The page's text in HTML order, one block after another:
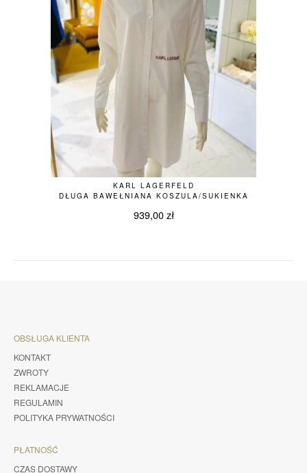
KARL LAGERFELD
DŁUGA BAWEŁNIANA KOSZULA/SUKIENKA
939,00 zł
OBSŁUGA KLIENTA
KONTAKT
ZWROTY
REKLAMACJE
REGULAMIN
POLITYKA PRYWATNOŚCI
PŁATNOŚĆ
CZAS DOSTAWY